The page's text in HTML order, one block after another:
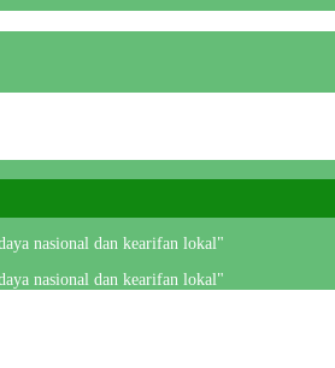
nasional dan kearifan lokal"
nasional dan kearifan lokal"